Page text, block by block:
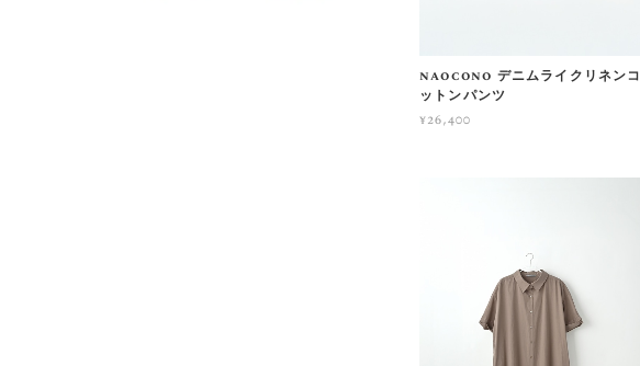
naocono デニムライクリネンコ
ットンパンツ
¥26,400